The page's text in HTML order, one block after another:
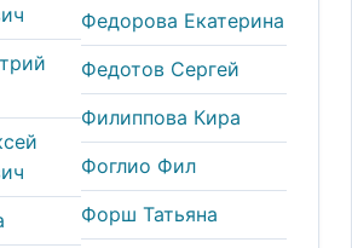
Федорова Екатерина
Федотов Сергей
Филиппова Кира
Фоглио Фил
Форш Татьяна